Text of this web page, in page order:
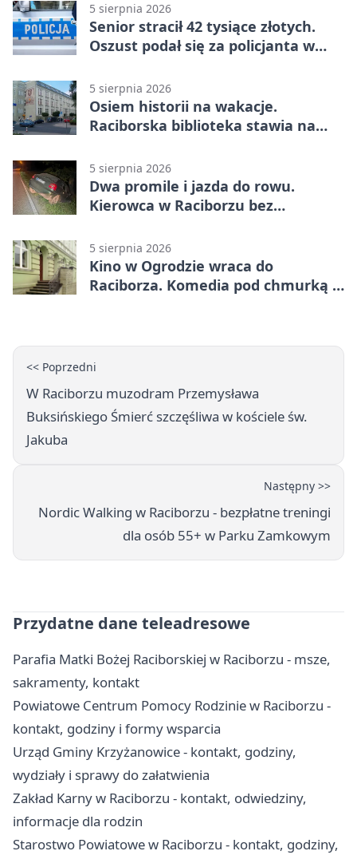
5 sierpnia 2026
Senior stracił 42 tysiące złotych.
Oszust podał się za policjanta w
5 sierpnia 2026
Osiem historii na wakacje.
Raciborska biblioteka stawia na
5 sierpnia 2026
Dwa promile i jazda do rowu.
Kierowca w Raciborzu bez
5 sierpnia 2026
Kino w Ogrodzie wraca do
Raciborza. Komedia pod chmurką w
<< Poprzedni
W Raciborzu muzodram Przemysława
Buksińskiego Śmierć szczęśliwa w kościele św.
Jakuba
Następny >>
Nordic Walking w Raciborzu - bezpłatne treningi
dla osób 55+ w Parku Zamkowym
Przydatne dane teleadresowe
Parafia Matki Bożej Raciborskiej w Raciborzu - msze,
sakramenty, kontakt
Powiatowe Centrum Pomocy Rodzinie w Raciborzu -
kontakt, godziny i formy wsparcia
Urząd Gminy Krzyżanowice - kontakt, godziny,
wydziały i sprawy do załatwienia
Zakład Karny w Raciborzu - kontakt, odwiedziny,
informacje dla rodzin
Starostwo Powiatowe w Raciborzu - kontakt, godziny,